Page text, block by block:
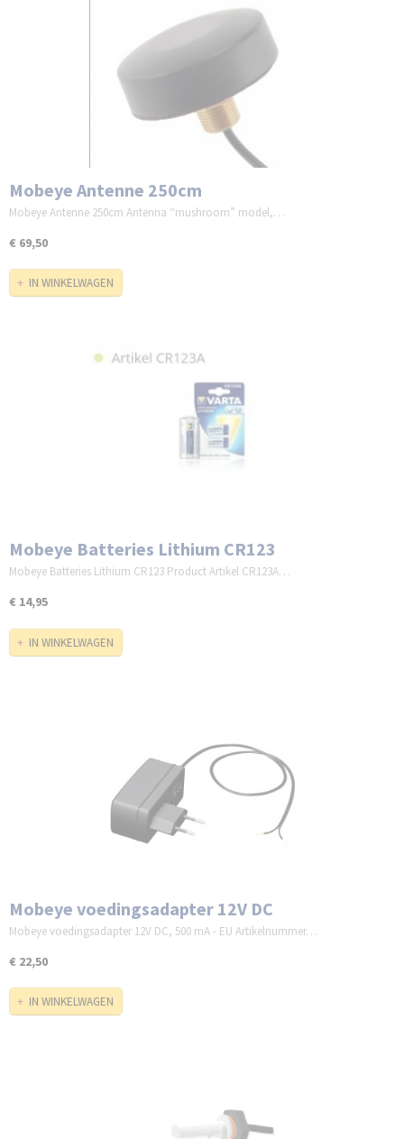
Mobeye Antenne 250cm
Mobeye Antenne 250cm Antenna “mushroom” model,…
€ 69,50
IN WINKELWAGEN
Mobeye Batteries Lithium CR123
Mobeye Batteries Lithium CR123 Product Artikel CR123A…
€ 14,95
IN WINKELWAGEN
Mobeye voedingsadapter 12V DC
Mobeye voedingsadapter 12V DC, 500 mA - EU Artikelnummer…
€ 22,50
IN WINKELWAGEN